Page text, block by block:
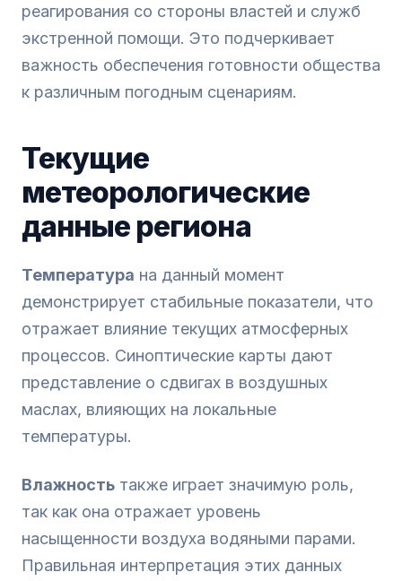
реагирования со стороны властей и служб
экстренной помощи. Это подчеркивает
важность обеспечения готовности общества
к различным погодным сценариям.
Текущие
метеорологические
данные региона
Температура на данный момент
демонстрирует стабильные показатели, что
отражает влияние текущих атмосферных
процессов. Синоптические карты дают
представление о сдвигах в воздушных
маслах, влияющих на локальные
температуры.
Влажность также играет значимую роль,
так как она отражает уровень
насыщенности воздуха водяными парами.
Правильная интерпретация этих данных